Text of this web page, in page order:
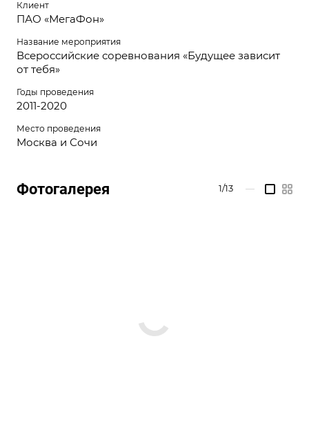
Клиент
ПАО «МегаФон»
Название мероприятия
Всероссийские соревнования «Будущее зависит
от тебя»
Годы проведения
2011-2020
Место проведения
Москва и Сочи
Фотогалерея 1/13 —